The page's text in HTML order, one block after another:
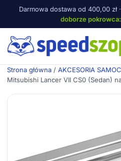
Darmowa dostawa od 400,00 zł
doborze
Strona główna / AKCESORIA
Mitsubishi Lancer VII CS0 (Sedan)